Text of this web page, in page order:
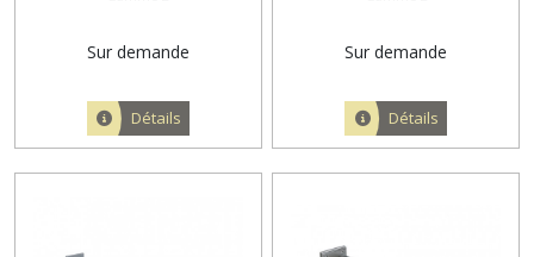
Sur demande
Détails
Sur demande
Détails